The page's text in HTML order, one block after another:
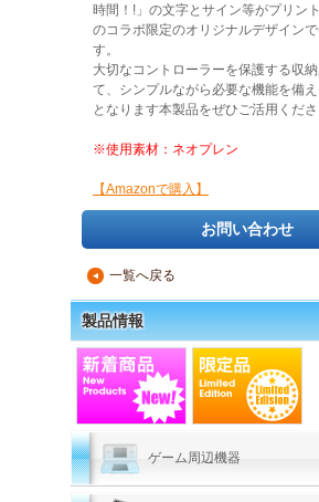
時間！!」の文字とサイン等がプリン
のコラボ限定のオリジナルデザイン
す。
大切なコントローラーを保護する収
て、シンプルながら必要な機能を備
となります本製品をぜひご活用くださ
※使用素材：ネオプレン
【Amazonで購入】
お問い合わせ
▲ 一覧へ戻る
製品情報
ゲーム周辺機器